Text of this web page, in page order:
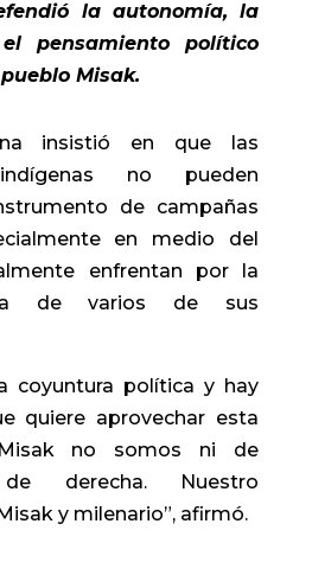
la autonomía, la
pensamiento político
Misak.
insistió en que las
no pueden
de campañas
en medio del
enfrentan por la
de varios de sus
coyuntura política y hay
quiere aprovechar esta
no somos ni de
derecha. Nuestro
y milenario”, afirmó.